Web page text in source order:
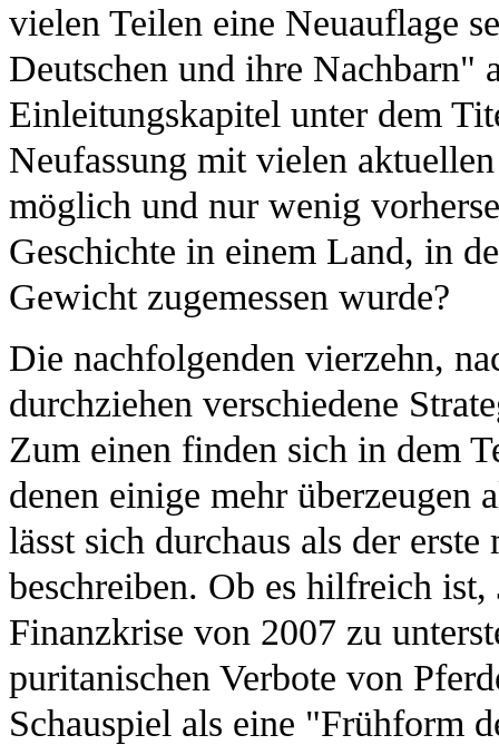
vielen Teilen eine Neuauflage
Deutschen und ihre Nachbarn"
Einleitungskapitel unter dem
Neufassung mit vielen
möglich und nur wenig
Geschichte in einem Land, in
Gewicht zugemessen wurde?
Die nachfolgenden vierzehn,
durchziehen verschiedene
Zum einen finden sich in dem
denen einige mehr überzeugen
lässt sich durchaus als der
beschreiben. Ob es hilfreich
Finanzkrise von 2007 zu
puritanischen Verbote von
Schauspiel als eine "Frühform